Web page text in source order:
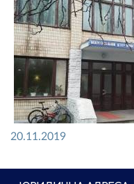
20.11.2019